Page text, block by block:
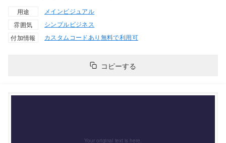
用途
メインビジュアル
雰囲気
シンプルビジネス
付加情報
カスタムコードあり 無料で利用可
コピーする